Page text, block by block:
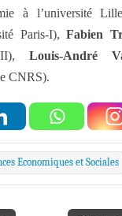
à l’université
Paris-I),Fabien
Louis-André
CNRS).
Economiques et Sociales